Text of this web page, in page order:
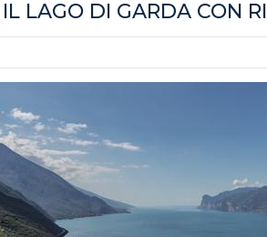
LAGO DI GARDA CON